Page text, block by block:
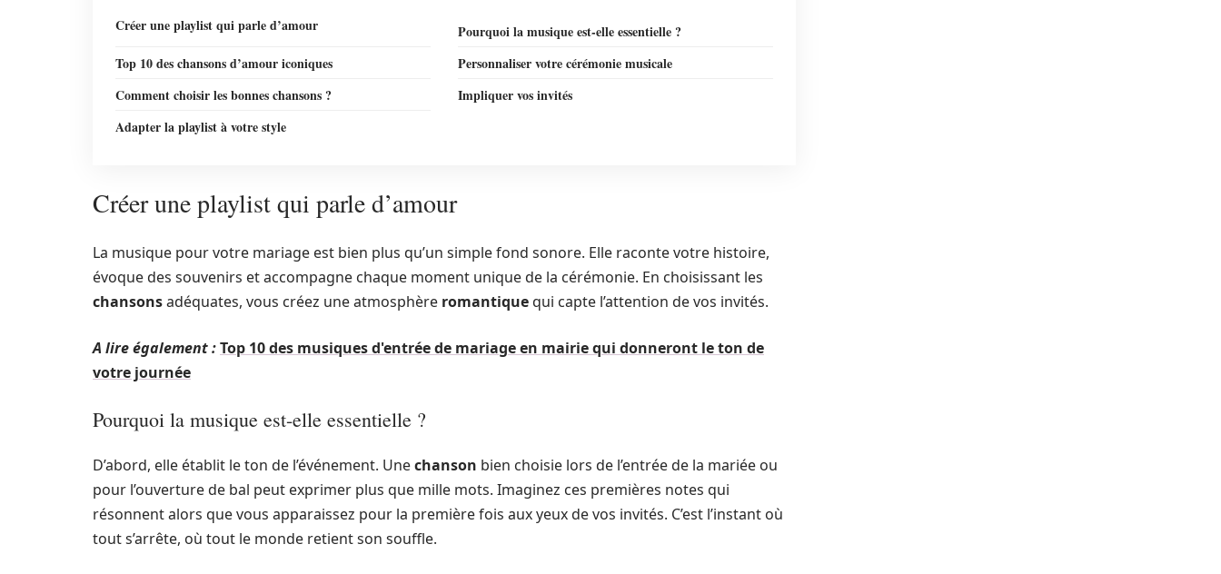
Créer une playlist qui parle d’amour
Pourquoi la musique est-elle essentielle ?
Top 10 des chansons d’amour iconiques
Personnaliser votre cérémonie musicale
Comment choisir les bonnes chansons ?
Impliquer vos invités
Adapter la playlist à votre style
Créer une playlist qui parle d’amour
La musique pour votre mariage est bien plus qu’un simple fond sonore. Elle raconte votre histoire,
évoque des souvenirs et accompagne chaque moment unique de la cérémonie. En choisissant les
chansonsadéquates, vous créez une atmosphère romantiquequi capte l’attention de vos invités.
A lire également :Top 10 des musiques d'entrée de mariage en mairie qui donneront le ton de
votre journée
Pourquoi la musique est-elle essentielle ?
D’abord, elle établit le ton de l’événement. Unechanson bien choisie lors de l’entrée de la mariée ou
pour l’ouverture de bal peut exprimer plus que mille mots. Imaginez ces premières notes qui
résonnent alors que vous apparaissez pour la première fois aux yeux de vos invités. C’est l’instant où
tout s’arrête, où tout le monde retient son souffle.